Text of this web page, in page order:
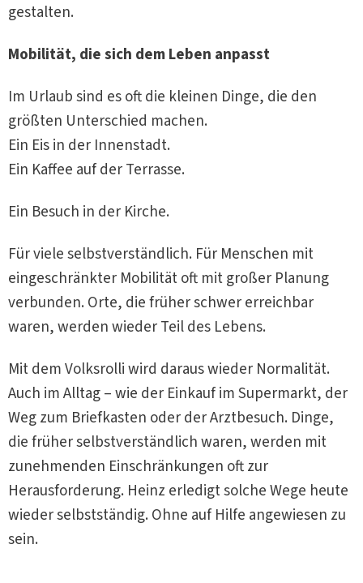
gestalten.
Mobilität, die sich dem Leben anpasst
Im Urlaub sind es oft die kleinen Dinge, die den
größten Unterschied machen.
Ein Eis in der Innenstadt.
Ein Kaffee auf der Terrasse.
Ein Besuch in der Kirche.
Für viele selbstverständlich. Für Menschen mit
eingeschränkter Mobilität oft mit großer Planung
verbunden. Orte, die früher schwer erreichbar
waren, werden wieder Teil des Lebens.
Mit dem Volksrolli wird daraus wieder Normalität.
Auch im Alltag – wie der Einkauf im Supermarkt, der
Weg zum Briefkasten oder der Arztbesuch. Dinge,
die früher selbstverständlich waren, werden mit
zunehmenden Einschränkungen oft zur
Herausforderung. Heinz erledigt solche Wege heute
wieder selbstständig. Ohne auf Hilfe angewiesen zu
sein.